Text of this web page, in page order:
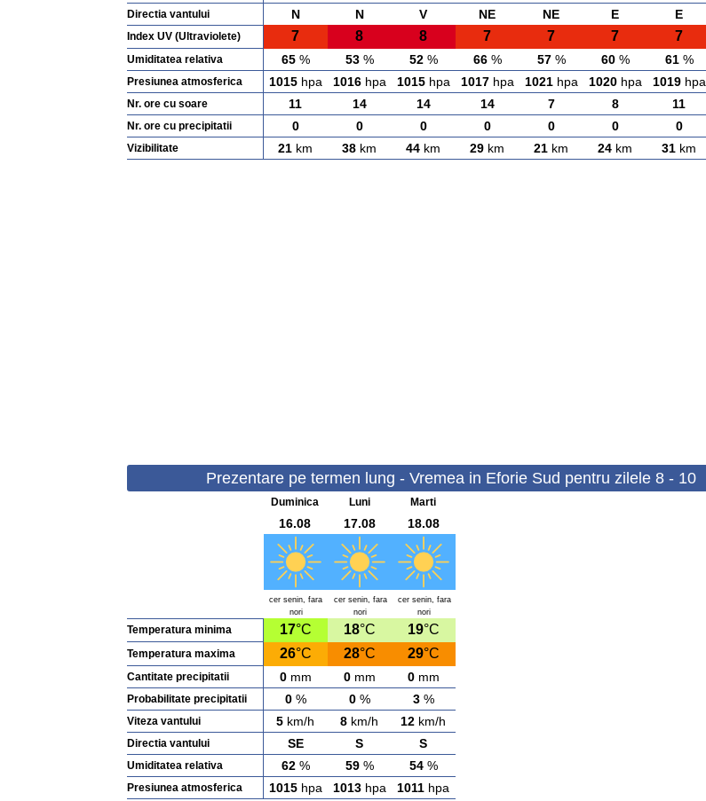
Directia vantului N N V NE NE E E
Index UV (Ultraviolete) 7 8 8 7 7 7 7
Umiditatea relativa 65% 53% 52% 66% 57% 60% 61%
Presiunea atmosferica 1015hpa 1016hpa 1015hpa 1017hpa 1021hpa 1020hpa 1019hpa
Nr. ore cu soare 11 14 14 14 7 8 11
Nr. ore cu precipitatii 0 0 0 0 0 0 0
Vizibilitate 21 km 38 km 44 km 29 km 21 km 24 km 31 km
Prezentare pe termen lung - Vremea in Eforie Sud pentru zilele 8 - 10
Duminica Luni Marti
16.08 17.08 18.08
cer senin, fara
nori
cer senin, fara
nori
cer senin, fara
nori
Temperatura minima 17°C 18°C 19°C
Temperatura maxima 26°C 28°C 29°C
Cantitate precipitatii 0mm 0mm 0mm
Probabilitate precipitatii 0% 0% 3%
Viteza vantului 5 km/h 8 km/h 12 km/h
Directia vantului SE S S
Umiditatea relativa 62% 59% 54%
Presiunea atmosferica 1015hpa 1013hpa 1011 hpa